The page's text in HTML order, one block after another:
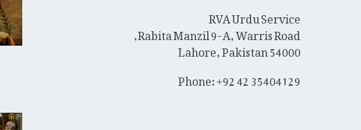
RVA Urdu Service
Rabita Manzil 9-A, Warris Road,
Lahore, Pakistan 54000
Phone: +92 42 35404129